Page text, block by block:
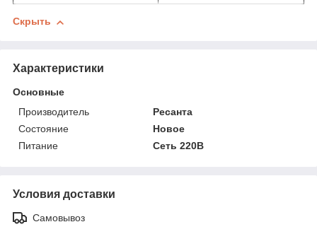
Скрыть
Характеристики
Основные
Производитель
Ресанта
Состояние
Новое
Питание
Сеть 220В
Условия доставки
Самовывоз